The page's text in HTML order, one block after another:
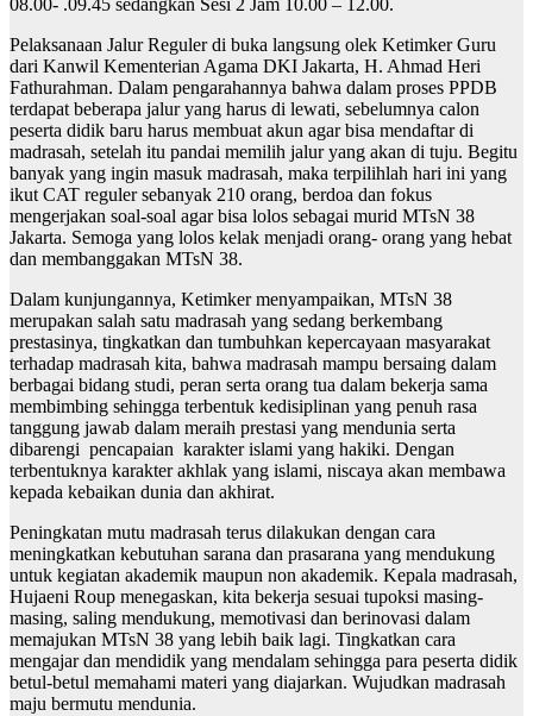
08.00- .09.45 sedangkan Sesi 2 Jam 10.00 – 12.00.
Pelaksanaan Jalur Reguler di buka langsung olek Ketimker Guru
dari Kanwil Kementerian Agama DKI Jakarta, H. Ahmad Heri
Fathurahman. Dalam pengarahannya bahwa dalam proses PPDB
terdapat beberapa jalur yang harus di lewati, sebelumnya calon
peserta didik baru harus membuat akun agar bisa mendaftar di
madrasah, setelah itu pandai memilih jalur yang akan di tuju. Begitu
banyak yang ingin masuk madrasah, maka terpilihlah hari ini yang
ikut CAT reguler sebanyak 210 orang, berdoa dan fokus
mengerjakan soal-soal agar bisa lolos sebagai murid MTsN 38
Jakarta. Semoga yang lolos kelak menjadi orang- orang yang hebat
dan membanggakan MTsN 38.
Dalam kunjungannya, Ketimker menyampaikan, MTsN 38
merupakan salah satu madrasah yang sedang berkembang
prestasinya, tingkatkan dan tumbuhkan kepercayaan masyarakat
terhadap madrasah kita, bahwa madrasah mampu bersaing dalam
berbagai bidang studi, peran serta orang tua dalam bekerja sama
membimbing sehingga terbentuk kedisiplinan yang penuh rasa
tanggung jawab dalam meraih prestasi yang mendunia serta
dibarengi pencapaian karakter islami yang hakiki. Dengan
terbentuknya karakter akhlak yang islami, niscaya akan membawa
kepada kebaikan dunia dan akhirat.
Peningkatan mutu madrasah terus dilakukan dengan cara
meningkatkan kebutuhan sarana dan prasarana yang mendukung
untuk kegiatan akademik maupun non akademik. Kepala madrasah,
Hujaeni Roup menegaskan, kita bekerja sesuai tupoksi masing-
masing, saling mendukung, memotivasi dan berinovasi dalam
memajukan MTsN 38 yang lebih baik lagi. Tingkatkan cara
mengajar dan mendidik yang mendalam sehingga para peserta didik
betul-betul memahami materi yang diajarkan. Wujudkan madrasah
maju bermutu mendunia.